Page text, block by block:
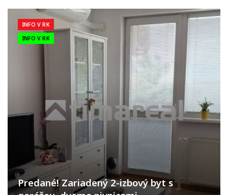
INFO V RK
INFO V RK
Predané! Zariadený 2-izbový byt s